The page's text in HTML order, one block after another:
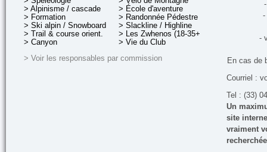
> Alpinisme / cascade
> Formation
> Ski alpin / Snowboard
> Trail & course orient.
> Canyon
> École d'aventure
> Randonnée Pédestre
> Slackline / Highline
> Les Zwhenos (18-35+ ans)
> Vie du Club
> Voir les responsables par commission
-
-
En cas de
Courriel :
Tel : (33)
Un
site
vraiment